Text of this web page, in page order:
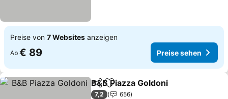
Preise von 7 Websites anzeigen
Ab € 89 Preise sehen
TeilenZu Favoriten hinzufügen
B&B Piazza Goldoni
7,2
656